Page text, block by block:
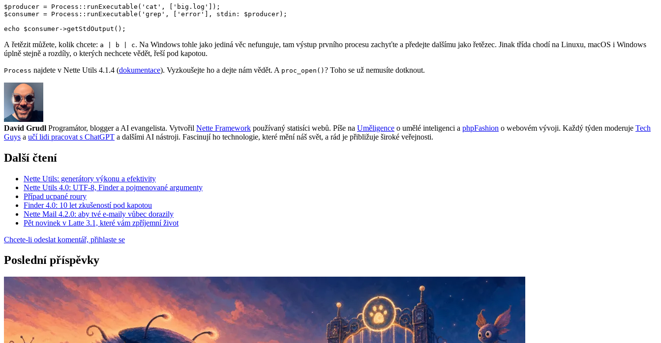
$producer = Process::runExecutable('cat', ['big.log']);
$consumer = Process::runExecutable('grep', ['error'], stdin: $producer);
A řetězit můžete, kolik chcete: a | b | c. Na Windows tohle jako jediná věc nefunguje, tam výstup prvního procesu zachyťte a předejte dalšímu jako řetězec. Jinak třída chodí na Linuxu, macOS i Windows
úplně stejně a rozdíly, o kterých nechcete vědět, řeší pod kapotou.
Process najdete v Nette Utils 4.1.4 (dokumentace). Vyzkoušejte ho a dejte nám vědět. A proc_open() ? Toho se už nemusíte dotknout.
David Grudl Programátor, blogger a AI evangelista. Vytvořil Nette Framework používaný statisíci webů. Píše na Uměligence o umělé inteligenci a phpFashion o webovém vývoji. Každý týden moderuje Tech
Guys a učí lidi pracovat s ChatGPT a dalšími AI nástroji. Fascinují ho technologie, které mění náš svět, a rád je přibližuje široké veřejnosti.
Další čtení
Nette Utils: generátory výkonu a efektivity
Nette Utils 4.0: UTF-8, Finder a pojmenované argumenty
Případ ucpané roury
Finder 4.0: 10 let zkušeností pod kapotou
Nette Mail 4.2.0: aby tvé e-maily vůbec dorazily
Pět novinek v Latte 3.1, které vám zpříjemní život
Chcete-li odeslat komentář, přihlaste se
Poslední příspěvky